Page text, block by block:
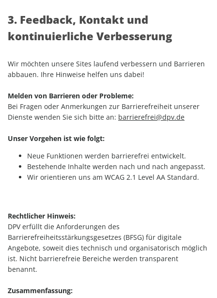
3. Feedback, Kontakt und
kontinuierliche Verbesserung
Wir möchten unsere Sites laufend verbessern und Barrieren
abbauen. Ihre Hinweise helfen uns dabei!
Melden von Barrieren oder Probleme:
Bei Fragen oder Anmerkungen zur Barrierefreiheit unserer
Dienste wenden Sie sich bitte an: barrierefrei@dpv.de
Unser Vorgehen ist wie folgt:
Neue Funktionen werden barrierefrei entwickelt.
Bestehende Inhalte werden nach und nach angepasst.
Wir orientieren uns am WCAG 2.1 Level AA Standard.
Rechtlicher Hinweis:
DPV erfüllt die Anforderungen des
Barrierefreiheitsstärkungsgesetzes (BFSG) für digitale
Angebote, soweit dies technisch und organisatorisch möglich
ist. Nicht barrierefreie Bereiche werden transparent
benannt.
Zusammenfassung: